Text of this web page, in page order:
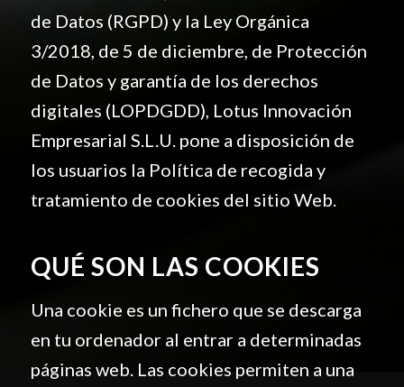
de Datos (RGPD) y la Ley Orgánica
3/2018, de 5 de diciembre, de Protección
de Datos y garantía de los derechos
digitales (LOPDGDD), Lotus Innovación
Empresarial S.L.U. pone a disposición de
los usuarios la Política de recogida y
tratamiento de cookies del sitio Web.
QUÉ SON LAS COOKIES
Una cookie es un fichero que se descarga
en tu ordenador al entrar a determinadas
páginas web. Las cookies permiten a una